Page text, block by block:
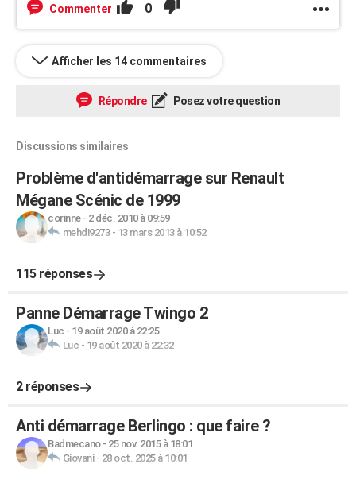
Commenter 0
Afficher les 14 commentaires
Répondre Posez votre question
Discussions similaires
Problème d'antidémarrage sur Renault
Mégane Scénic de 1999
corinne- 2 déc. 2010 à 09:59
mehdi9273- 13 mars 2013 à 10:52
115 réponses
Panne Démarrage Twingo 2
Luc - 19 août 2020 à 22:25
Luc - 19 août 2020 à 22:32
2 réponses
Anti démarrage Berlingo : que faire ?
Badmecano- 25 nov. 2015 à 18:01
Giovani- 28 oct. 2025 à 10:01